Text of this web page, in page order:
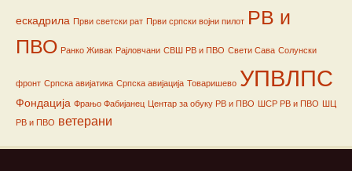
ескадрила Први светски рат Први српски војни пилот РВ и
ПВО Ранко Живак Рајловчани СВШ РВ и ПВО Свети Сава Солунски
фронт Српска авијатика Српска авијација Товаришево УПВЛПС
Фондација Фрањо Фабијанец Центар за обуку РВ и ПВО ШСР РВ и ПВО ШЦ
РВ и ПВО ветерани